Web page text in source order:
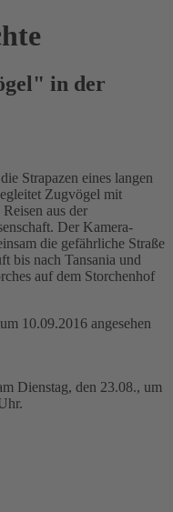
in der
Strapazen eines langen
Zugvögel mit
aus der
Der Kamera-
die gefährliche Straße
bis nach Tansania und
auf dem Storchenhof
10.09.2016 angesehen
Dienstag, den 23.08., um